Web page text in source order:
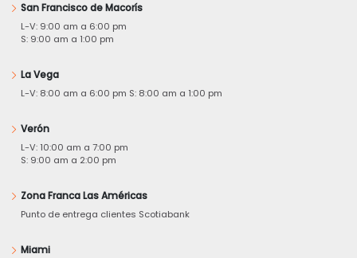
San Francisco de Macorís
L-V: 9:00 am a 6:00 pm
S: 9:00 am a 1:00 pm
La Vega
L-V: 8:00 am a 6:00 pm S: 8:00 am a 1:00 pm
Verón
L-V: 10:00 am a 7:00 pm
S: 9:00 am a 2:00 pm
Zona Franca Las Américas
Punto de entrega clientes Scotiabank
Miami